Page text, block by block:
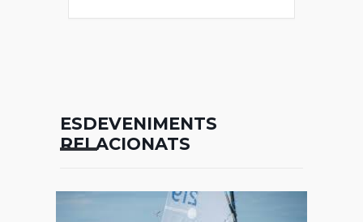
ESDEVENIMENTS
RELACIONATS